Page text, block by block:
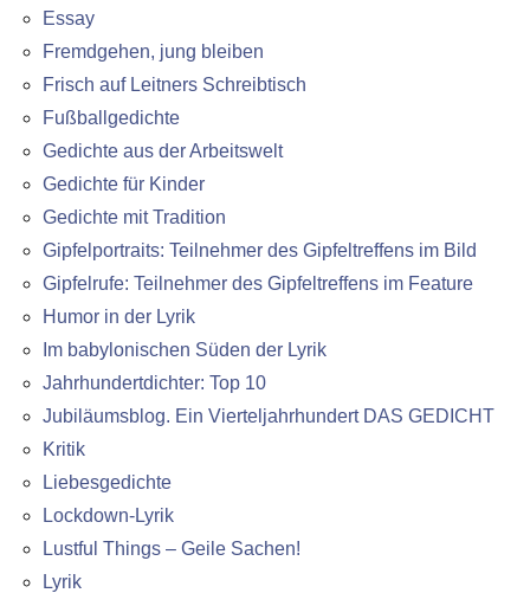
Essay
Fremdgehen, jung bleiben
Frisch auf Leitners Schreibtisch
Fußballgedichte
Gedichte aus der Arbeitswelt
Gedichte für Kinder
Gedichte mit Tradition
Gipfelportraits: Teilnehmer des Gipfeltreffens im Bild
Gipfelrufe: Teilnehmer des Gipfeltreffens im Feature
Humor in der Lyrik
Im babylonischen Süden der Lyrik
Jahrhundertdichter: Top 10
Jubiläumsblog. Ein Vierteljahrhundert DAS GEDICHT
Kritik
Liebesgedichte
Lockdown-Lyrik
Lustful Things – Geile Sachen!
Lyrik